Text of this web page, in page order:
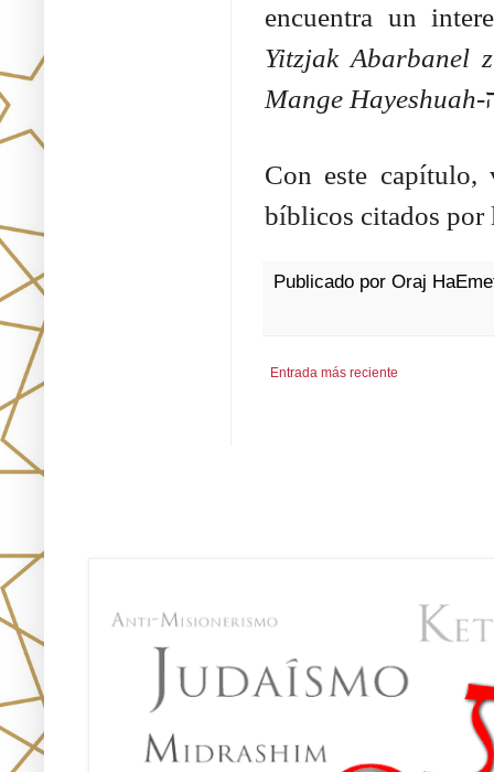
encuentra un
Yitzjak Abarbanel
Mange Hayeshuah-
Con este capítulo,
bíblicos citados por
Publicado por Oraj
Entrada más reciente